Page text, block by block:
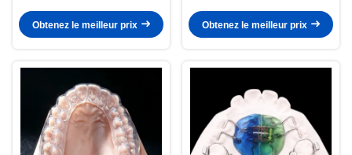
Obtenez le meilleur prix Obtenez le meilleur prix